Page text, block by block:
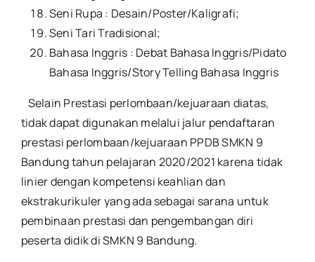
Seni Rupa : Desain/Poster/Kaligrafi;
Seni Tari Tradisional;
Bahasa Inggris : Debat Bahasa Inggris/Pidato
Bahasa Inggris/Story Telling Bahasa Inggris
Selain Prestasi perlombaan/kejuaraan diatas,
tidak dapat digunakan melalui jalur pendaftaran
prestasi perlombaan/kejuaraan PPDB SMKN 9
Bandung tahun pelajaran 2020/2021 karena tidak
linier dengan kompetensi keahlian dan
ekstrakurikuler yang ada sebagai sarana untuk
pembinaan prestasi dan pengembangan diri
peserta didik di SMKN 9 Bandung.